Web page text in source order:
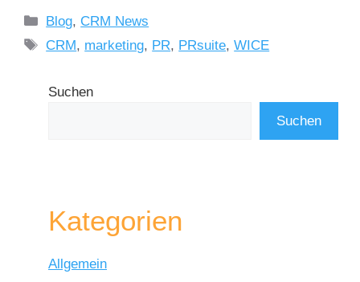
Blog, CRM News
CRM, marketing, PR, PRsuite,WICE
Suchen
Suchen
Kategorien
Allgemein